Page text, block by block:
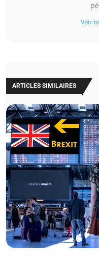
Voir
ARTICLES SIMILAIRES